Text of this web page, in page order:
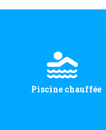
Piscine chauffée